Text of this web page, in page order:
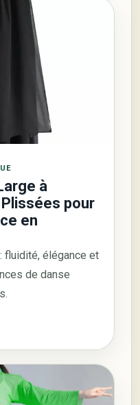
à
pour
en
fluidité, élégance et
de danse